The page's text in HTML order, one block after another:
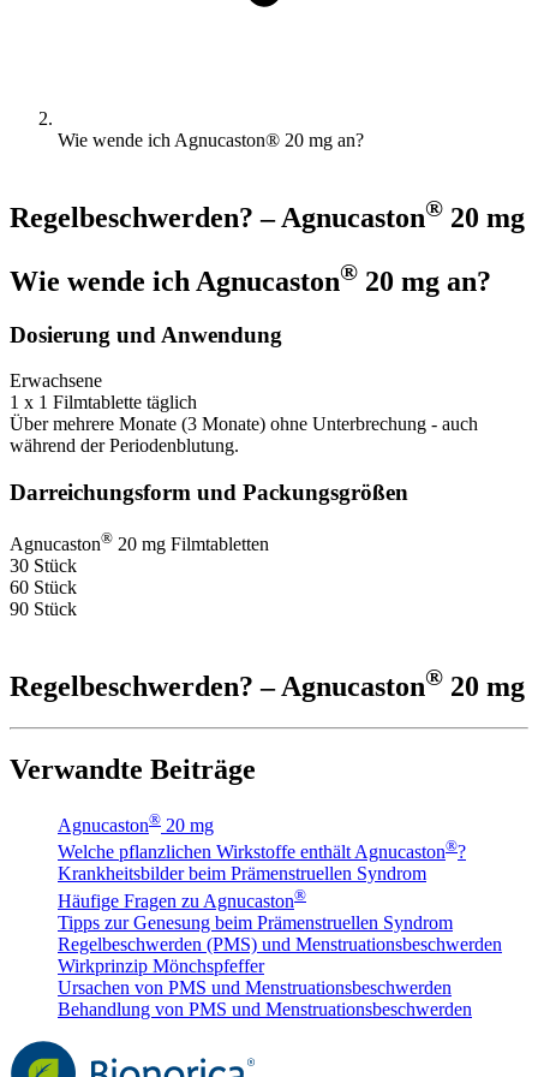
Wie wende ich Agnucaston® 20 mg an?
Regelbeschwerden? – Agnucaston® 20 mg
Wie wende ich Agnucaston® 20 mg an?
Dosierung und Anwendung
Erwachsene
1 x 1 Filmtablette täglich
Über mehrere Monate (3 Monate) ohne Unterbrechung - auch
während der Periodenblutung.
Darreichungsform und Packungsgrößen
Agnucaston® 20 mg Filmtabletten
30 Stück
60 Stück
90 Stück
Regelbeschwerden? – Agnucaston® 20 mg
Verwandte Beiträge
Agnucaston® 20 mg
Welche pflanzlichen Wirkstoffe enthält Agnucaston®?
Krankheitsbilder beim Prämenstruellen Syndrom
Häufige Fragen zu Agnucaston®
Tipps zur Genesung beim Prämenstruellen Syndrom
Regelbeschwerden (PMS) und Menstruationsbeschwerden
Wirkprinzip Mönchspfeffer
Ursachen von PMS und Menstruationsbeschwerden
Behandlung von PMS und Menstruationsbeschwerden